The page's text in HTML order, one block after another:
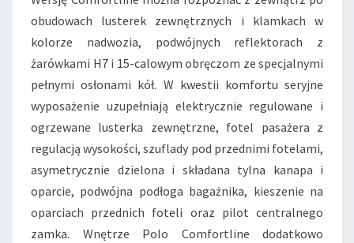
obudowach lusterek zewnętrznych i klamkach w
kolorze nadwozia, podwójnych reflektorach z
żarówkami H7 i 15-calowym obręczom ze specjalnymi
pełnymi osłonami kół. W kwestii komfortu seryjne
wyposażenie uzupełniają elektrycznie regulowane i
ogrzewane lusterka zewnętrzne, fotel pasażera z
regulacją wysokości, szuflady pod przednimi fotelami,
asymetrycznie dzielona i składana tylna kanapa i
oparcie, podwójna podłoga bagażnika, kieszenie na
oparciach przednich foteli oraz pilot centralnego
zamka. Wnętrze Polo Comfortline dodatkowo